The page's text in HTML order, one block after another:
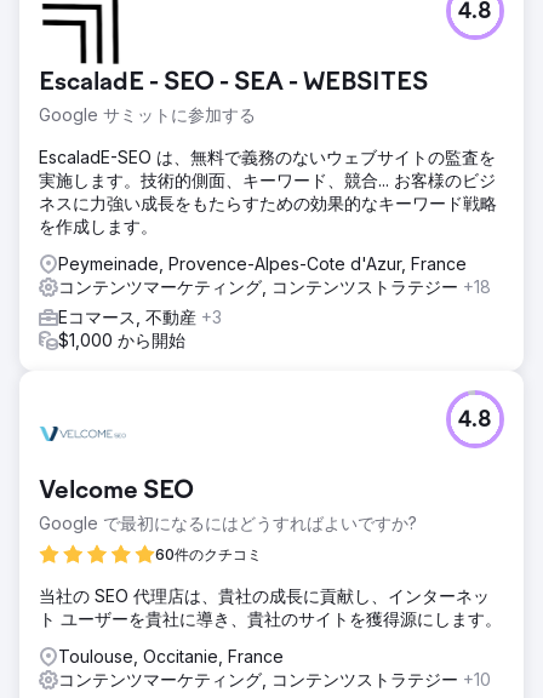
EscaladE - SEO - SEA - WEBSITES
Google サミットに参加する
4.8
EscaladE-SEO は、無料で義務のないウェブサイトの監査を
実施します。技術的側面、キーワード、競合... お客様のビジ
ネスに力強い成長をもたらすための効果的なキーワード戦略
を作成します。
Peymeinade, Provence-Alpes-Cote d'Azur, France
コンテンツマーケティング, コンテンツストラテジー +18
Eコマース, 不動産 +3
$1,000 から開始
Velcome SEO
Google で最初になるにはどうすればよいですか?
60件のクチコミ
4.8
当社の SEO 代理店は、貴社の成長に貢献し、インターネッ
ト ユーザーを貴社に導き、貴社のサイトを獲得源にします。
Toulouse, Occitanie, France
コンテンツマーケティング, コンテンツストラテジー +10